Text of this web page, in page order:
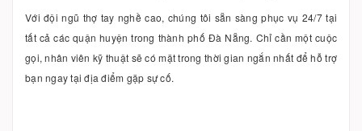
Với đội ngũ thợ tay nghề cao, chúng tôi sẵn sàng phục vụ 24/7 tại
tất cả các quận huyện trong thành phố Đà Nẵng. Chỉ cần một cuộc
gọi, nhân viên kỹ thuật sẽ có mặt trong thời gian ngắn nhất để hỗ trợ
bạn ngay tại địa điểm gặp sự cố.